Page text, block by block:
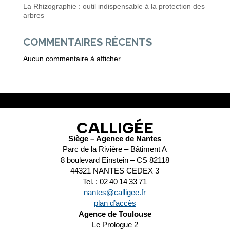
La Rhizographie : outil indispensable à la protection des
arbres
COMMENTAIRES RÉCENTS
Aucun commentaire à afficher.
CALLIGÉE
Siège – Agence de Nantes
Parc de la Rivière – Bâtiment A
8 boulevard Einstein – CS 82118
44321 NANTES CEDEX 3
Tel. : 02 40 14 33 71
nantes@calligee.fr
plan d’accès
Agence de Toulouse
Le Prologue 2